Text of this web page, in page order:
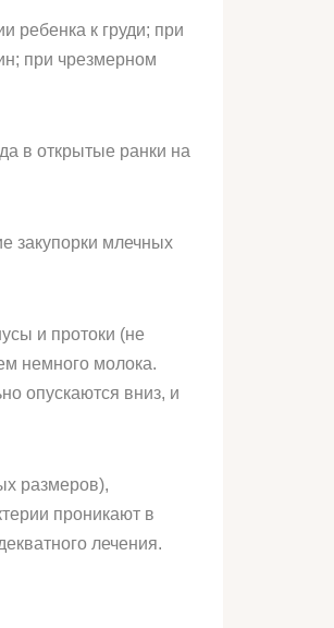
ребенка к груди; при
при чрезмерном
в открытые ранки на
закупорки млечных
и протоки (не
немного молока.
опускаются вниз, и
размеров),
проникают в
лечения.